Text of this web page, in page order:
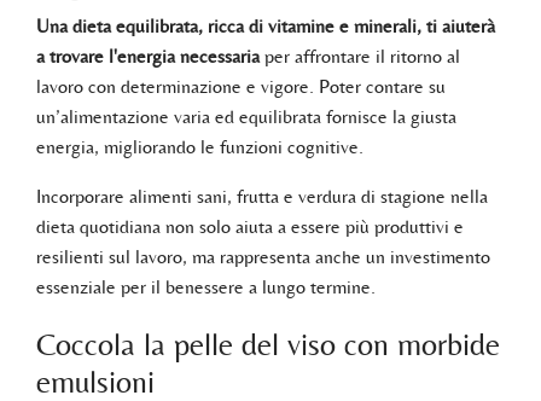
Una dieta equilibrata, ricca di vitamine e minerali, ti aiuterà
a trovare l'energia necessaria per affrontare il ritorno al
lavoro con determinazione e vigore. Poter contare su
un’alimentazione varia ed equilibrata fornisce la giusta
energia, migliorando le funzioni cognitive.
Incorporare alimenti sani, frutta e verdura di stagione nella
dieta quotidiana non solo aiuta a essere più produttivi e
resilienti sul lavoro, ma rappresenta anche un investimento
essenziale per il benessere a lungo termine.
Coccola la pelle del viso con morbide
emulsioni